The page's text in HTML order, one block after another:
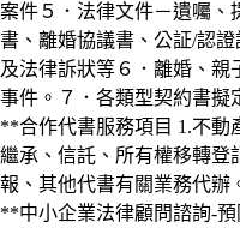
案件５．法律文件－遺囑、
書、離婚協議書、公証/認
及法律訴狀等６．離婚、親
事件。７．各類型契約書擬
**合作代書服務項目 1.不動
繼承、信託、所有權移轉登
報、其他代書有關業務代辦
**中小企業法律顧問諮詢-